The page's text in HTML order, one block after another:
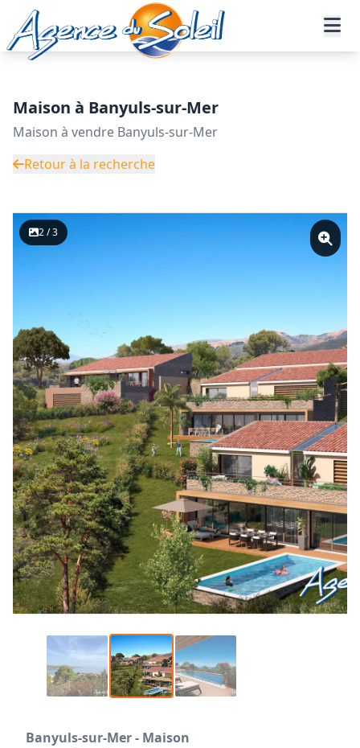
Aller au contenu principal
Accueil Annonces immobilières
Vente
Maison - Réf. 21-10470NR4-AGENCEDUSOLEIL
Maison à Banyuls-sur-Mer
Maison à vendre Banyuls-sur-Mer
Retour à la recherche
2 / 3
Banyuls-sur-Mer - Maison